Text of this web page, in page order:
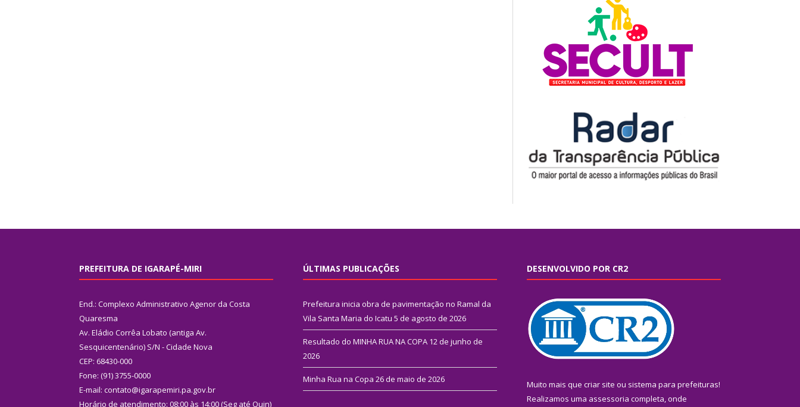
PREFEITURA DE IGARAPÉ-MIRI
End.: Complexo Administrativo Agenor da Costa
Quaresma
Av. Eládio Corrêa Lobato (antiga Av.
Sesquicentenário) S/N - Cidade Nova
CEP: 68430-000
Fone: (91) 3755-0000
E-mail: contato@igarapemiri.pa.gov.br
Horário de atendimento: 08:00 às 14:00 (Seg até Quin)
ÚLTIMAS PUBLICAÇÕES
Prefeitura inicia obra de pavimentação no Ramal da
Vila Santa Maria do Icatu 5 de agosto de 2026
Resultado do MINHA RUA NA COPA 12 de junho de
2026
Minha Rua na Copa 26 de maio de 2026
DESENVOLVIDO POR CR2
Muito mais que criar site ou sistema para prefeituras!
Realizamos uma assessoria completa, onde